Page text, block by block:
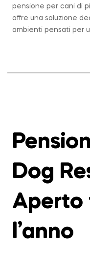
pensione per cani di
offre una soluzione
ambienti pensati per
Dog
Aperto
l’anno